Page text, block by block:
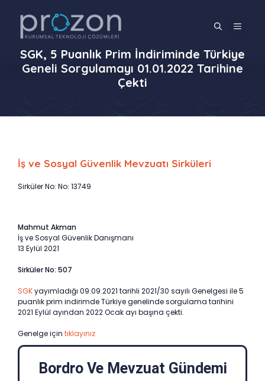
MENÜ
SGK, 5 Puanlık Prim İndiriminde Türkiye
Geneli Sorgulamayı 01.01.2022 Tarihine
Çekti
İş ve Sosyal Güvenlik Mevzuatı Sirküleri
Sirküler No: No: 13749
Mahmut Akman
İş ve Sosyal Güvenlik Danışmanı
13 Eylül 2021
Sirküler No: 507
SGKyayımladığı 09.09.2021 tarihli 2021/30 sayılı Genelgesi ile 5
puanlık prim indirimde Türkiye genelinde sorgulama tarihini
2021 Eylül ayından 2022 Ocak ayı başına çekti.
Genelge için tıklayınız
Bordro Ve Mevzuat Gündemi